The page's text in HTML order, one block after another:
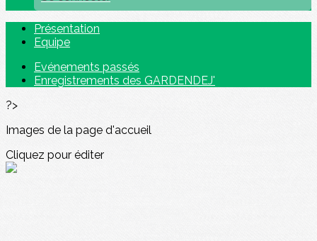
Présentation
Equipe
Evénements passés
Enregistrements des GARDENDEJ'
?>
Images de la page d'accueil
Cliquez pour éditer